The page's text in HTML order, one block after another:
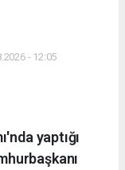
- 12:05
yaptığı